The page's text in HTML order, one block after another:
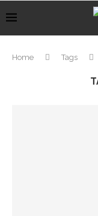
Home Tags